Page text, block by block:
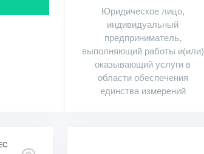
Юридическое лицо,
индивидуальный
предприниматель,
выполняющий работы и(или)
оказывающий услуги в
области обеспечения
единства измерений